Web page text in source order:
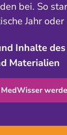
bei. So
Jahr
Inhalte
Materialien